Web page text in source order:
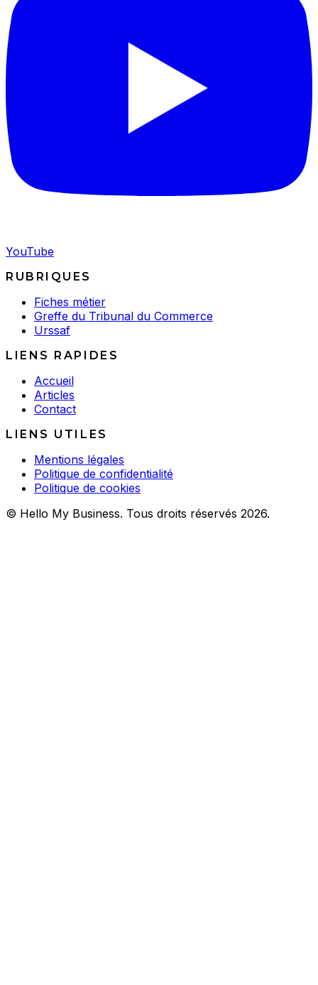
YouTube
RUBRIQUES
Fiches métier
Greffe du Tribunal du Commerce
Urssaf
LIENS RAPIDES
Accueil
Articles
Contact
LIENS UTILES
Mentions légales
Politique de confidentialité
Politique de cookies
© Hello My Business. Tous droits réservés 2026.